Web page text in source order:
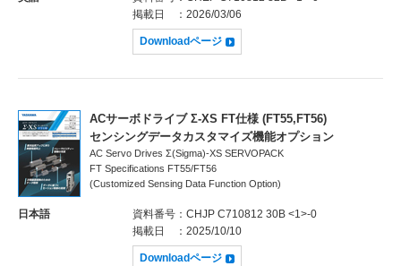
掲載日
：2026/03/06
Downloadページ
ACサーボドライブ Σ-XS FT仕様 (FT55,FT56)
センシングデータカスタマイズ機能オプション
AC Servo Drives Σ(Sigma)-XS SERVOPACK
FT Specifications FT55/FT56
(Customized Sensing Data Function Option)
日本語 資料番号 ：CHJP C710812 30B <1>-0
掲載日
：2025/10/10
Downloadページ